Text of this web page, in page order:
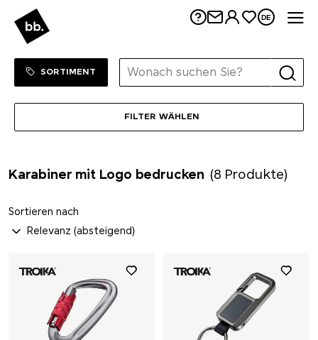
DE
ZUM SHOP
SORTIMENT
Karabiner mit Logo bedrucken (8 Produkte)
FILTER WÄHLEN
Sortieren nach